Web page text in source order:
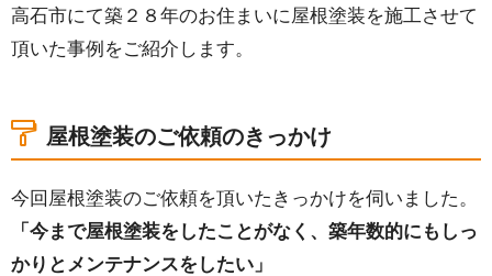
高石市にて築２８年のお住まいに屋根塗装を施工させて
頂いた事例をご紹介します。
屋根塗装のご依頼のきっかけ
今回屋根塗装のご依頼を頂いたきっかけを伺いました。
「今まで屋根塗装をしたことがなく、築年数的にもしっ
かりとメンテナンスをしたい」